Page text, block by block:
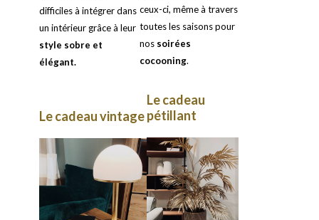
difficiles à intégrer dans
un intérieur grâce à leur
style sobre et
élégant.
ceux-ci, même à travers
toutes les saisons pour
nos soirées
cocooning.
Le cadeau vintage
Le cadeau
pétillant